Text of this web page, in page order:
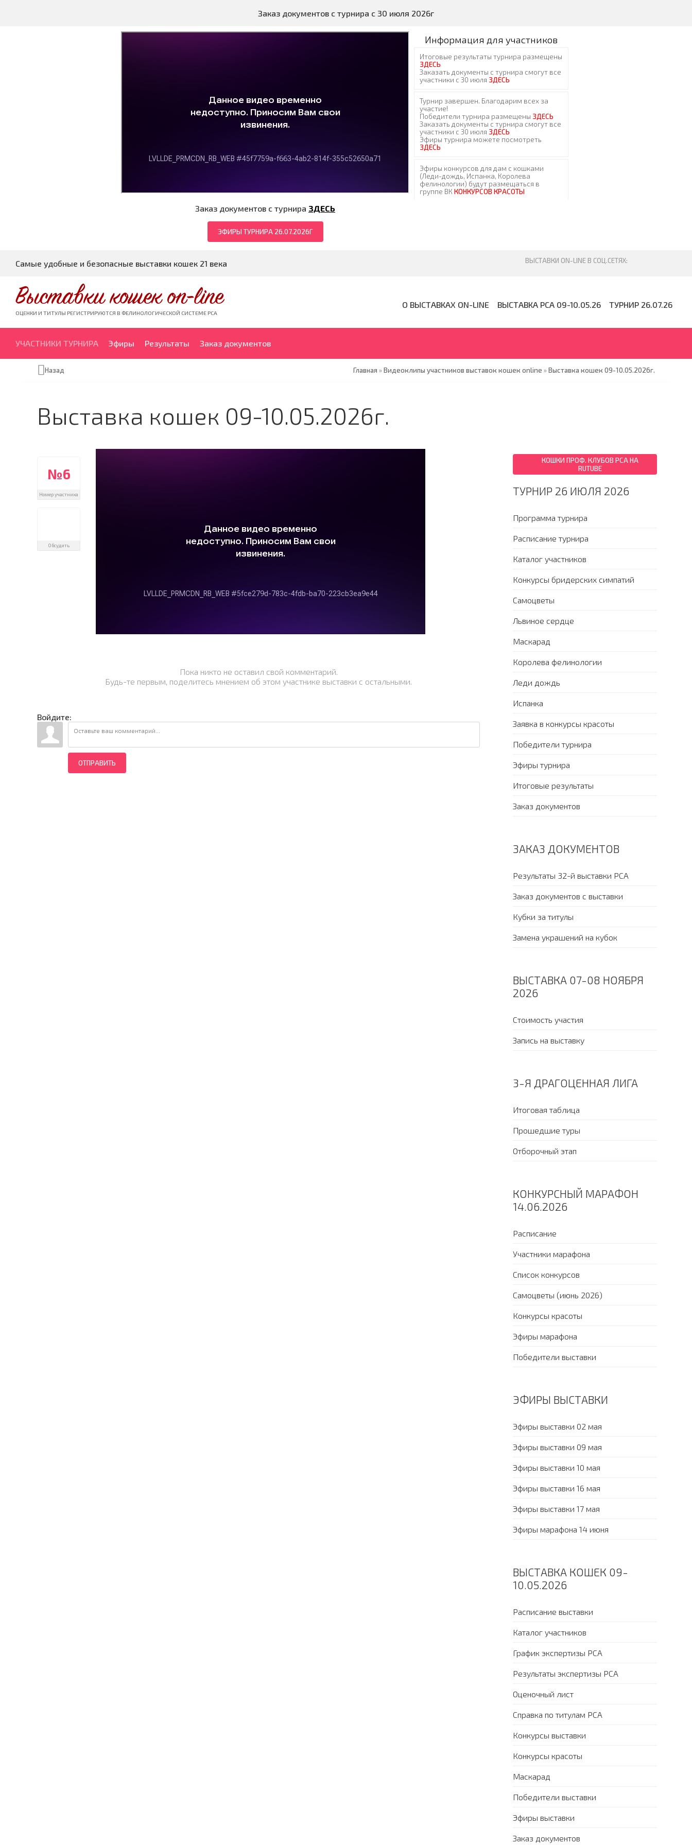
Заказ документов с турнира с 30 июля 2026г
Заказ документов с турнира ЗДЕСЬ
ЭФИРЫ ТУРНИРА 26.07.2026Г
Информация для участников
Самые удобные и безопасные выставки кошек 21 века
Выставки кошек on-line
ОЦЕНКИ И ТИТУЛЫ РЕГИСТРИРУЮТСЯ В ФЕЛИНОЛОГИЧЕСКОЙ СИСТЕМЕ PCA
О ВЫСТАВКАХ ON-LINE ВЫСТАВКА PCA 09-10.05.26 ТУРНИР 26.07.26
УЧАСТНИКИ ТУРНИРА Эфиры Результаты Заказ документов
Назад Главная »Видеоклипы участников выставок кошек online »Выставка кошек 09-10.05.2026г.
Выставка кошек 09-10.05.2026г.
№6
Номер участника
Обсудить
Пока никто не оставил свой комментарий.
Будь-те первым, поделитесь мнением об этом участнике выставки с остальными.
Войдите:
ОТПРАВИТЬ
КОШКИ ПРОФ. КЛУБОВ PCA НА
RUTUBE
ТУРНИР 26 ИЮЛЯ 2026
Программа турнира
Расписание турнира
Каталог участников
Конкурсы бридерских симпатий
Самоцветы
Львиное сердце
Маскарад
Королева фелинологии
Леди дождь
Испанка
Заявка в конкурсы красоты
Победители турнира
Эфиры турнира
Итоговые результаты
Заказ документов
ЗАКАЗ ДОКУМЕНТОВ
Результаты 32-й выставки PCA
Заказ документов с выставки
Кубки за титулы
Замена украшений на кубок
ВЫСТАВКА 07-08 НОЯБРЯ
2026
Стоимость участия
Запись на выставку
3-Я ДРАГОЦЕННАЯ ЛИГА
Итоговая таблица
Прошедшие туры
Отборочный этап
КОНКУРСНЫЙ МАРАФОН
14.06.2026
Расписание
Участники марафона
Список конкурсов
Самоцветы (июнь 2026)
Конкурсы красоты
Эфиры марафона
Победители выставки
ЭФИРЫ ВЫСТАВКИ
Эфиры выставки 02 мая
Эфиры выставки 09 мая
Эфиры выставки 10 мая
Эфиры выставки 16 мая
Эфиры выставки 17 мая
Эфиры марафона 14 июня
ВЫСТАВКА КОШЕК 09-
10.05.2026
Расписание выставки
Каталог участников
График экспертизы PCA
Результаты экспертизы PCA
Оценочный лист
Справка по титулам PCA
Конкурсы выставки
Конкурсы красоты
Маскарад
Победители выставки
Эфиры выставки
Заказ документов